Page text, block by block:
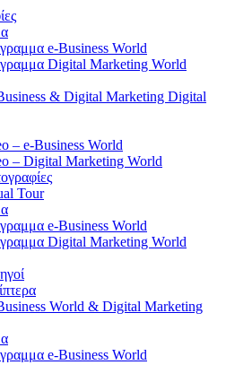
e-Business World
Digital Marketing World
& Digital Marketing Digital
– e-Business World
– Digital Marketing World
Tour
e-Business World
Digital Marketing World
World & Digital Marketing
e-Business World